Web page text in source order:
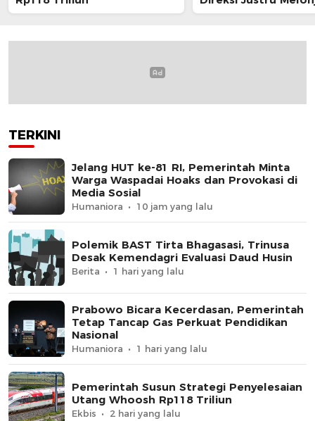
TERKINI
Jelang HUT ke-81 RI, Pemerintah Minta
Warga Waspadai Hoaks dan Provokasi di
Media Sosial
Humaniora 10 jam yang lalu
Polemik BAST Tirta Bhagasasi, Trinusa
Desak Kemendagri Evaluasi Daud Husin
Berita 1 hari yang lalu
Prabowo Bicara Kecerdasan, Pemerintah
Tetap Tancap Gas Perkuat Pendidikan
Nasional
Humaniora 1 hari yang lalu
Pemerintah Susun Strategi Penyelesaian
Utang Whoosh Rp118 Triliun
Ekbis 2 hari yang lalu